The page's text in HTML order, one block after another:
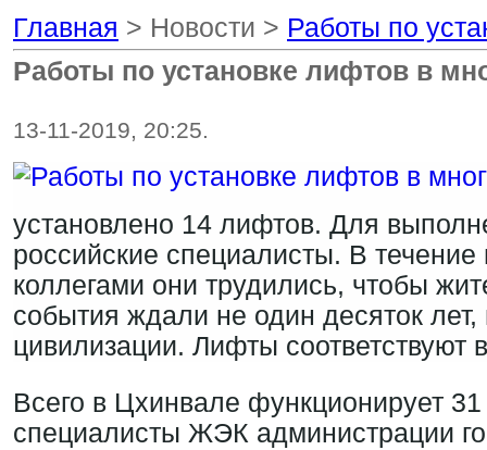
Главная > Новости > Работы по
Работы по установке лифтов в
13-11-2019, 20:25.
установлено 14 лифтов. Для
российские специалисты. В
коллегами они трудились, чтобы
события ждали не один десяток
цивилизации. Лифты соответствуют
Всего в Цхинвале функционирует
специалисты ЖЭК администрации